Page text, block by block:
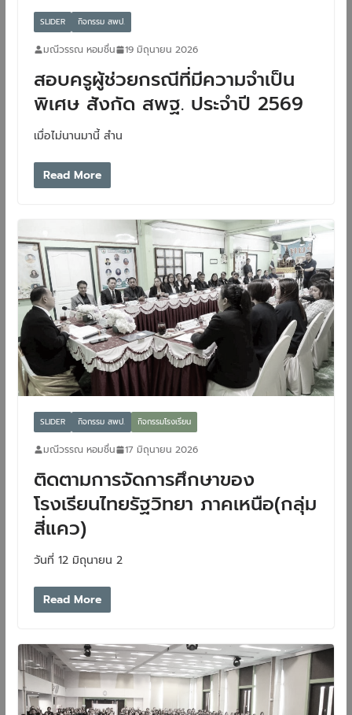
SLIDER กิจกรรม สพป.
มณีวรรณ หอมชื่น 19 มิถุนายน 2026
สอบครูผู้ช่วยกรณีที่มีความจำเป็น
พิเศษ สังกัด สพฐ. ประจำปี 2569
เมื่อไม่นานมานี้ สำน
Read More
SLIDER กิจกรรม สพป. กิจกรรมโรงเรียน
มณีวรรณ หอมชื่น 17 มิถุนายน 2026
ติดตามการจัดการศึกษาของ
โรงเรียนไทยรัฐวิทยา ภาคเหนือ(กลุ่ม
สี่แคว)
วันที่ 12 มิถุนายน 2
Read More